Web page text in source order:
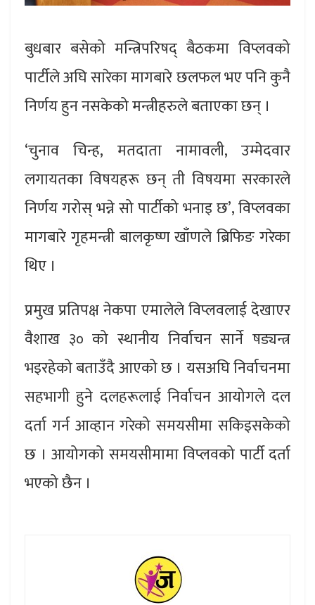
बुधबार बसेको मन्त्रिपरिषद् बैठकमा विप्लवको
पार्टीले अघि सारेका मागबारे छलफल भए पनि कुनै
निर्णय हुन नसकेको मन्त्रीहरुले बताएका छन् ।
‘चुनाव चिन्ह, मतदाता नामावली, उम्मेदवार
लगायतका विषयहरू छन् ती विषयमा सरकारले
निर्णय गरोस् भन्ने सो पार्टीको भनाइ छ’, विप्लवका
मागबारे गृहमन्त्री बालकृष्ण खाँणले ब्रिफिङ गरेका
थिए ।
प्रमुख प्रतिपक्ष नेकपा एमालेले विप्लवलाई देखाएर
वैशाख ३० को स्थानीय निर्वाचन सार्ने षड्यन्त्र
भइरहेको बताउँदै आएको छ । यसअघि निर्वाचनमा
सहभागी हुने दलहरूलाई निर्वाचन आयोगले दल
दर्ता गर्न आव्हान गरेको समयसीमा सकिइसकेको
छ । आयोगको समयसीमामा विप्लवको पार्टी दर्ता
भएको छैन ।